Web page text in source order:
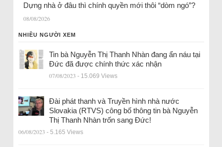
Dựng nhà ở đâu thì chính quyền mới thôi “dòm ngó”?
08/08/2026
NHIỀU NGƯỜI XEM
Tin bà Nguyễn Thị Thanh Nhàn đang ẩn náu tại
Đức đã được chính thức xác nhận
07/08/2023 - 15.069 Views
Đài phát thanh và Truyền hình nhà nước
Slovakia (RTVS) công bố thông tin bà Nguyễn
Thị Thanh Nhàn trốn sang Đức!
06/08/2023 - 5.165 Views